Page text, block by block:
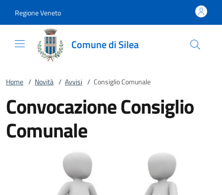
Regione Veneto
Comune di Silea
Home / Novità / Avvisi / Consiglio Comunale
Convocazione Consiglio
Comunale